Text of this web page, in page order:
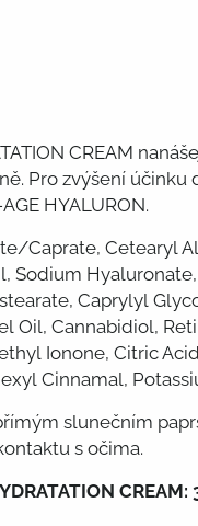
CREAM
Pro zvýšení
HYALURON.
Caprate, Cetearyl
Sodium
Caprylyl
Oil, Cannabidiol,
Ionone, Citric
Cinnamal,
slunečním
s očima.
CREAM: